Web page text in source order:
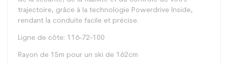
trajectoire, grâce à la technologie Powerdrive Inside,
rendant la conduite facile et précise.
Ligne de côte: 116-72-100
Rayon de 15m pour un ski de 162cm